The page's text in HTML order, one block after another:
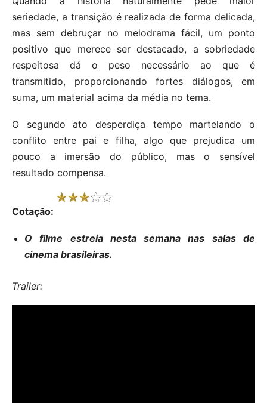
seriedade, a transição é realizada de forma delicada,
mas sem debruçar no melodrama fácil, um ponto
positivo que merece ser destacado, a sobriedade
respeitosa dá o peso necessário ao que é
transmitido, proporcionando fortes diálogos, em
suma, um material acima da média no tema.
O segundo ato desperdiça tempo martelando o
conflito entre pai e filha, algo que prejudica um
pouco a imersão do público, mas o sensível
resultado compensa.
Cotação:
O filme estreia nesta semana nas salas de
cinema brasileiras.
Trailer: